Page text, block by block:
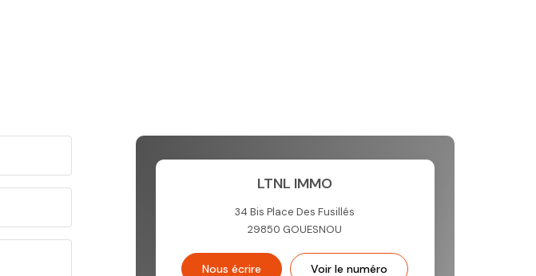
LTNL IMMO
34 Bis Place Des Fusillés
29850 GOUESNOU
Nous écrire Voir le numéro